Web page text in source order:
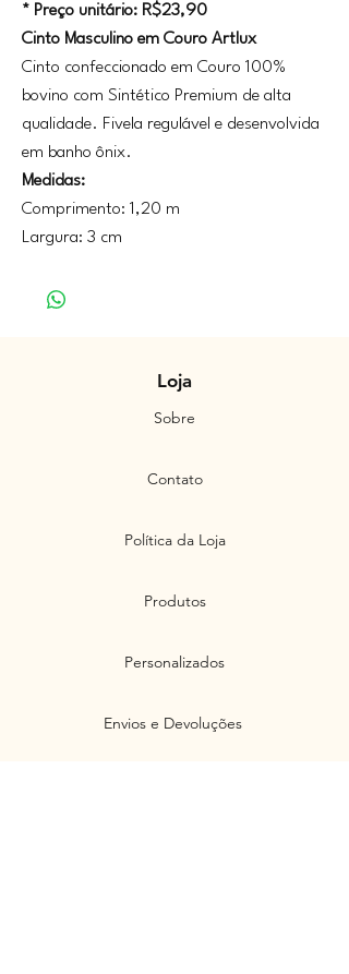
* Preço unitário: R$23,90
Cinto Masculino em Couro Artlux
Cinto confeccionado em Couro 100%
bovino com Sintético Premium de alta
qualidade. Fivela regulável e desenvolvida
em banho ônix.
Medidas:
Comprimento: 1,20 m
Largura: 3 cm
Loja
Sobre
Contato
Política da Loja
Produtos
Personalizados
Envios e Devoluções